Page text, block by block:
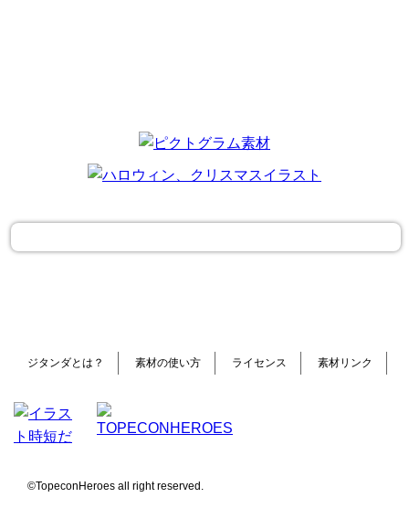
ジタンダとは？ 素材の使い方 ライセンス 素材リンク
©TopeconHeroes all right reserved.